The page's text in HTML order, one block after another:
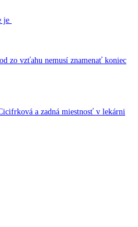
je
zo vzťahu nemusí znamenať koniec
a zadná miestnosť v lekárni